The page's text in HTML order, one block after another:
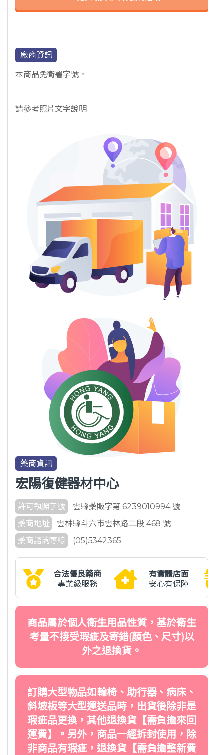
廠商資訊
本商品免衛署字號。
請參考照片文字說明
藥商資訊
宏陽復健器材中心
許可執照字號
雲縣藥販字第 6239010994 號
藥商地址
雲林縣斗六市雲林路二段 468 號
藥商諮詢專線
(05)5342365
合法優良藥商
專業級服務
有實體店面
安心有保障
商品屬於個人衛生用品性質，基於衛生
考量不接受瑕疵及寄錯(顏色、尺寸)以
外之退換貨。
訂購大型物品如輪椅、助行器、病床、
斜坡板等大型運送品時，出貨後除非是
瑕疵品更換，其他退換貨【需負擔來回
運費】。另外，商品一經拆封使用，除
非商品有瑕疵，退換貨【需負擔整新費